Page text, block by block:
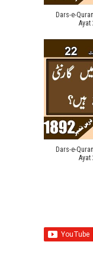
Dars-e-
Dars-e-